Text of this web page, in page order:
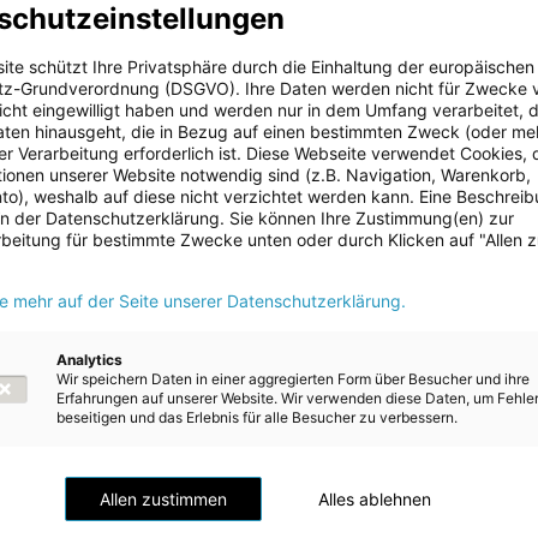
Oberösterreichs darstellen“, führt Energie AG-CEO Leonhard
Ebensee ist ein wesentlicher Bestandteil der
des Unternehmens und ist mit rund 450 Millionen
in der Geschichte der Energie AG. Die Inbetriebnahme ist
ist ein entscheidender Schritt hin zu einer
verlässlicheren Energieversorgung in Oberösterreich. Unsere
einem klaren Prinzip: Ökologie und Ökonomie sind in
sondern ergänzen sich gegenseitig. Die Baustelle dieses
hier in Ebensee ist ein Beleg dafür, dass wir in
und Vernunft umzusetzen“, so Landeshauptmann Thomas
vor Ort.
als Wirtschaftsbundesland Nr. 1 sind eine hohe
bei Energie ein entscheidender Standortfaktor.
Ebensee ist ein entscheidender Baustein, um die
auch künftig zu gewährleisten. Gleichzeitig sind
für die erfolgreiche Umsetzung der Energiewende. Die Energie
einmal mehr unter Beweis, dass sie für eine sichere und
in Oberösterreich steht“, so Energie AG-
Markus Achleitner.
schützt Ihre Privatsphäre durch die Einhaltung der europäischen
Grundverordnung (DSGVO). Ihre Daten werden nicht für Zwecke
eingewilligt haben und werden nur in dem Umfang verarbeitet,
hinausgeht, die in Bezug auf einen bestimmten Zweck (oder
Verarbeitung erforderlich ist. Diese Webseite verwendet Cookies,
unserer Website notwendig sind (z.B. Navigation, Warenkorb,
weshalb auf diese nicht verzichtet werden kann. Eine
der Datenschutzerklärung. Sie können Ihre Zustimmung(en) zur
für bestimmte Zwecke unten oder durch Klicken auf "Allen
mehr auf der Seite unserer Datenschutzerklärung.
Analytics
Wir speichern Daten in einer aggregierten Form über Besucher und ihre
Erfahrungen auf unserer Website. Wir verwenden diese Daten, um
beseitigen und das Erlebnis für alle Besucher zu verbessern.
Allen zustimmen Alles ablehnen